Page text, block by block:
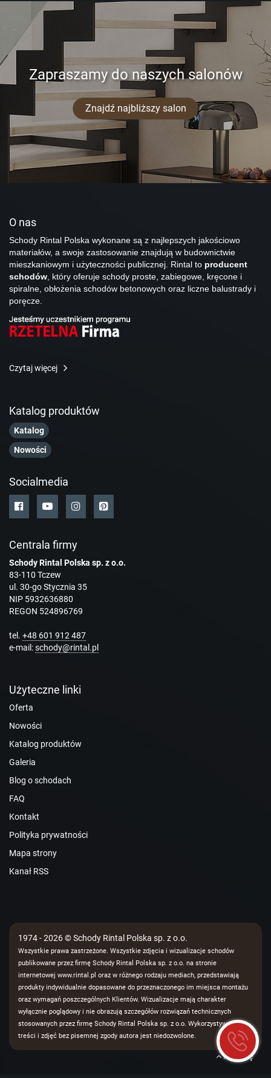
Zapraszamy do naszych salonów
Znajdź najbliższy salon
O nas
Schody Rintal Polska wykonane są z najlepszych jakościowo
materiałów, a swoje zastosowanie znajdują w budownictwie
mieszkaniowym i użyteczności publicznej. Rintal to producent
schodów , który oferuje schody proste, zabiegowe, kręcone i
spiralne, obłożenia schodów betonowych oraz liczne balustrady i
poręcze.
Czytaj więcej
Katalog produktów
Katalog
Nowości
Socialmedia
Centrala firmy
Schody Rintal Polska sp. z o.o.
83-110 Tczew
ul. 30-go Stycznia 35
NIP 5932636880
REGON 524896769
tel. +48 601 912 487
e-mail:schody@rintal.pl
Użyteczne linki
Oferta
Nowości
Katalog produktów
Galeria
Blog o schodach
FAQ
Kontakt
Polityka prywatności
Mapa strony
Kanał RSS
1974 - 2026 © Schody Rintal Polska sp. z o.o.
Wszystkie prawa zastrzeżone. Wszystkie zdjęcia i wizualizacje schodów
publikowane przez firmę Schody Rintal Polska sp. z o.o. na stronie
internetowej www.rintal.pl oraz w różnego rodzaju mediach, przedstawiają
produkty indywidualnie dopasowane do przeznaczonego im miejsca montażu
oraz wymagań poszczególnych Klientów. Wizualizacje mają charakter
wyłącznie poglądowy i nie obrazują szczegółów rozwiązań technicznych
stosowanych przez firmę Schody Rintal Polska sp. z o.o. Wykorzystywanie
treści i zdjęć bez pisemnej zgody autora jest niedozwolone.
Na górę